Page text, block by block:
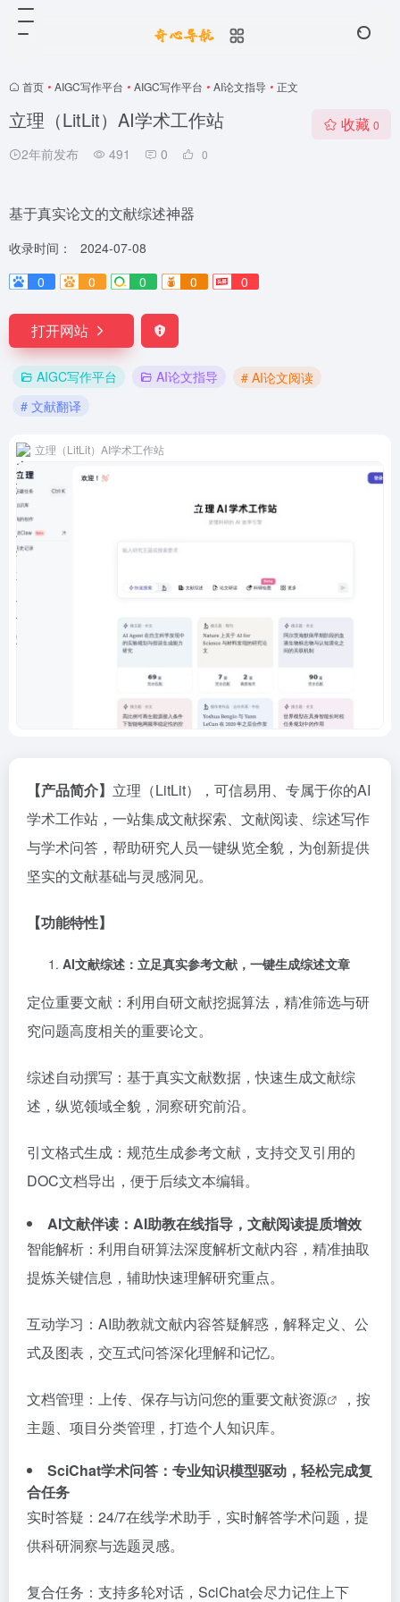
首页 • AIGC写作平台 • AIGC写作平台 • AI论文指导 • 正文
立理（LitLit）AI学术工作站
2年前发布 491 0 0
收藏 0
基于真实论文的文献综述神器
收录时间：
2024-07-08
0
0 0 0 0
打开网站
AIGC写作平台 AI论文指导
# AI论文阅读
# 文献翻译
立理（LitLit）AI学术工作站
【产品简介】 立理（LitLit），可信易用、专属于你的AI
学术工作站，一站集成文献探索、文献阅读、综述写作
与学术问答，帮助研究人员一键纵览全貌，为创新提供
坚实的文献基础与灵感洞见。
【功能特性】
AI文献综述：立足真实参考文献，一键生成综述文章
定位重要文献：利用自研文献挖掘算法，精准筛选与研
究问题高度相关的重要论文。
综述自动撰写：基于真实文献数据，快速生成文献综
述，纵览领域全貌，洞察研究前沿。
引文格式生成：规范生成参考文献，支持交叉引用的
DOC文档导出，便于后续文本编辑。
AI文献伴读：AI助教在线指导，文献阅读提质增效
智能解析：利用自研算法深度解析文献内容，精准抽取
提炼关键信息，辅助快速理解研究重点。
互动学习：AI助教就文献内容答疑解惑，解释定义、公
式及图表，交互式问答深化理解和记忆。
文档管理：上传、保存与访问您的重要文献资源
，按
主题、项目分类管理，打造个人知识库。
SciChat学术问答：专业知识模型驱动，轻松完成复
合任务
实时答疑：24/7在线学术助手，实时解答学术问题，提
供科研洞察与选题灵感。
复合任务：支持多轮对话，SciChat会尽力记住上下